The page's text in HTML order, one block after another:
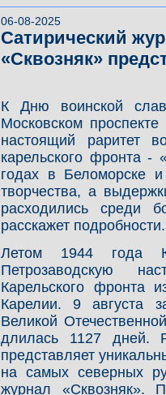
06-08-2025
Сатирический
«Сквозняк»
К Дню воинской
Московском
настоящий раритет
карельского фронта -
годах в Беломорске
творчества, а
расходились среди
расскажет подробности.
Летом 1944 года
Петрозаводскую
Карельского фронта
Карелии. 9 августа
Великой
длилась 1127 дней.
представляет
на самых северных
журнал «Сквозняк».